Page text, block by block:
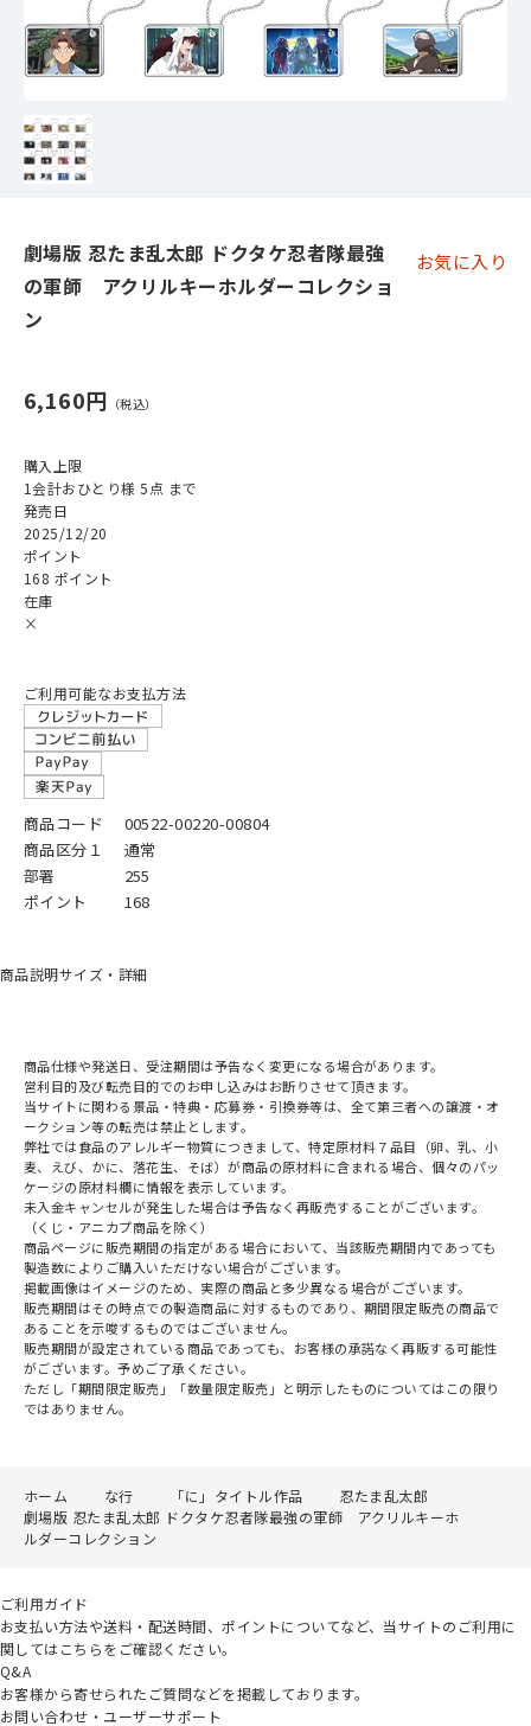
劇場版 忍たま乱太郎 ドクタケ忍者隊最強
の軍師 アクリルキーホルダーコレクショ
ン
お気に入り
6,160円
購入上限
1会計おひとり様 5点 まで
発売日
2025/12/20
ポイント
168 ポイント
在庫
×
ご利用可能なお支払方法
商品コード
00522-00220-00804
商品区分１
通常
部署
255
ポイント
168
商品説明サイズ・詳細
商品仕様や発送日、受注期間は予告なく変更になる場合があります。
営利目的及び転売目的でのお申し込みはお断りさせて頂きます。
当サイトに関わる景品・特典・応募券・引換券等は、全て第三者への譲渡・オ
ークション等の転売は禁止とします。
弊社では食品のアレルギー物質につきまして、特定原材料７品目（卵、乳、小
麦、えび、かに、落花生、そば）が商品の原材料に含まれる場合、個々のパッ
ケージの原材料欄に情報を表示しています。
未入金キャンセルが発生した場合は予告なく再販売することがございます。
（くじ・アニカプ商品を除く）
商品ページに販売期間の指定がある場合において、当該販売期間内であっても
製造数によりご購入いただけない場合がございます。
掲載画像はイメージのため、実際の商品と多少異なる場合がございます。
販売期間はその時点での製造商品に対するものであり、期間限定販売の商品で
あることを示唆するものではございません。
販売期間が設定されている商品であっても、お客様の承諾なく再販する可能性
がございます。予めご了承ください。
ただし「期間限定販売」「数量限定販売」と明示したものについてはこの限り
ではありません。
ホーム な行 「に」タイトル作品
忍たま乱太郎
劇場版 忍たま乱太郎 ドクタケ忍者隊最強の軍師 アクリルキーホ
ルダーコレクション
ご利用ガイド
お支払い方法や送料・配送時間、ポイントについてなど、当サイトのご利用に
関してはこちらをご確認ください。
Q&A
お客様から寄せられたご質問などを掲載しております。
お問い合わせ・ユーザーサポート